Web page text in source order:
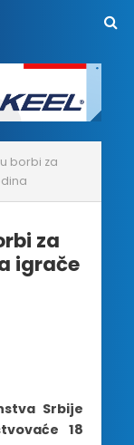
borbi za
za
igrače
Srbije
18